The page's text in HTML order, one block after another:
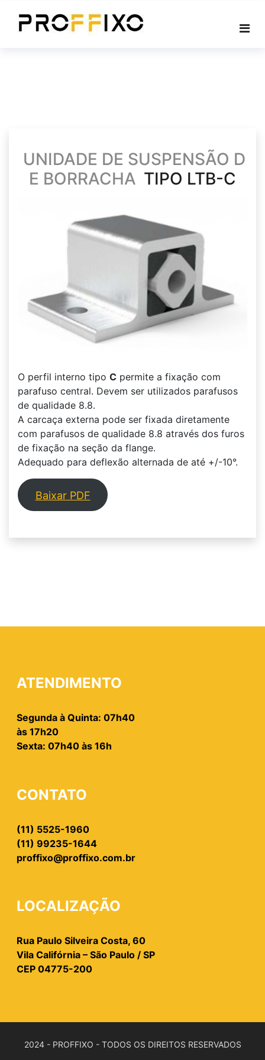
UNIDADE DE SUSPENSÃO D
E BORRACHA TIPO LTB-C
O perfil interno tipo C permite a fixação com
parafuso central. Devem ser utilizados parafusos
de qualidade 8.8.
A carcaça externa pode ser fixada diretamente
com parafusos de qualidade 8.8 através dos furos
de fixação na seção da flange.
Adequado para deflexão alternada de até +/-10°.
Baixar PDF
ATENDIMENTO
Segunda à Quinta: 07h40
às 17h20
Sexta: 07h40 às 16h
CONTATO
(11) 5525-1960
(11) 99235-1644
proffixo@proffixo.com.br
LOCALIZAÇÃO
Rua Paulo Silveira Costa, 60
Vila Califórnia – São Paulo / SP
CEP 04775-200
2024 - PROFFIXO - TODOS OS DIREITOS RESERVADOS